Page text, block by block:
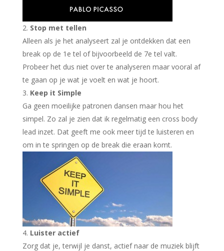
Stop met tellen
Alleen als je het analyseert zal je ontdekken dat een
break op de 1e tel of bijvoorbeeld de 7e tel valt.
Probeer het dus niet over te analyseren maar vooral af
te gaan op je wat je voelt en wat je hoort.
Keep it Simple
Ga geen moeilijke patronen dansen maar hou het
simpel. Zo zal je zien dat ik regelmatig een cross body
lead inzet. Dat geeft me ook meer tijd te luisteren en
om in te springen op de break die eraan komt.
Luister actief
Zorg dat je, terwijl je danst, actief naar de muziek blijft